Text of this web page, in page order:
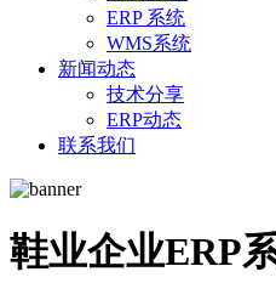
ERP 系统
WMS系统
新闻动态
技术分享
ERP动态
联系我们
鞋业企业ERP